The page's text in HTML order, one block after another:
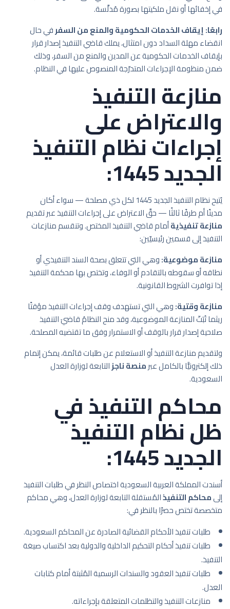
في إخفائها أو نقل ملكيتها بصورة مُدلَّسة.
رابعًا: إيقاف الخدمات الحكومية والمنع من السفرفي حال
انقضاء مهلة السداد دون امتثال، يملك قاضي التنفيذ إصدار قرار
بإيقاف الخدمات الحكومية عن المدين والمنع من السفر، وذلك
ضمن منظومة الإجراءات المتدرّجة المنصوص عليها في النظام.
منازعة التنفيذ
والاعتراض على
إجراءات نظام التنفيذ
الجديد 1445:
يُتيح نظام التنفيذ الجديد 1445 لكل ذي مصلحة — سواء أكان
مدينًا أم طرفًا ثالثًا — حقَّ الاعتراض على إجراءات التنفيذ عبر تقديم
منازعة تنفيذيةأمام قاضي التنفيذ المختص. وتنقسم منازعات
التنفيذ إلى قسمين رئيسيّين:
منازعة موضوعية:وهي التي تتعلق بصحة السند التنفيذي أو
نطاقه أو سقوطه بالتقادم أو الوفاء، وتختص بها محكمة التنفيذ
إذا توافرت الشروط القانونية.
منازعة وقتية:وهي التي تستهدف وقف إجراءات التنفيذ مؤقتًا
ريثما تُبَتّ المنازعة الموضوعية، وقد منح النظامُ قاضيَ التنفيذ
صلاحية إصدار قرار بالوقف أو الاستمرار وفق ما تقتضيه المصلحة.
ولتقديم منازعة التنفيذ أو الاستعلام عن طلبات قائمة، يمكن إتمام
ذلك إلكترونيًّا بالكامل عبرمنصة ناجزالتابعة لوزارة العدل
السعودية.
محاكم التنفيذ في
ظل نظام التنفيذ
الجديد 1445:
أسندت المملكة العربية السعودية اختصاص النظر في طلبات التنفيذ
إلىمحاكم التنفيذالمُستقلة التابعة لوزارة العدل، وهي محاكم
متخصصة تختص حصرًا بالنظر في:
طلبات تنفيذ الأحكام القضائية الصادرة عن المحاكم السعودية.
طلبات تنفيذ أحكام التحكيم الداخلية والدولية بعد اكتساب صيغة
التنفيذ.
طلبات تنفيذ العقود والسندات الرسمية المُثبتة أمام كتابات
العدل.
منازعات التنفيذ والتظلمات المتعلقة بإجراءاته.